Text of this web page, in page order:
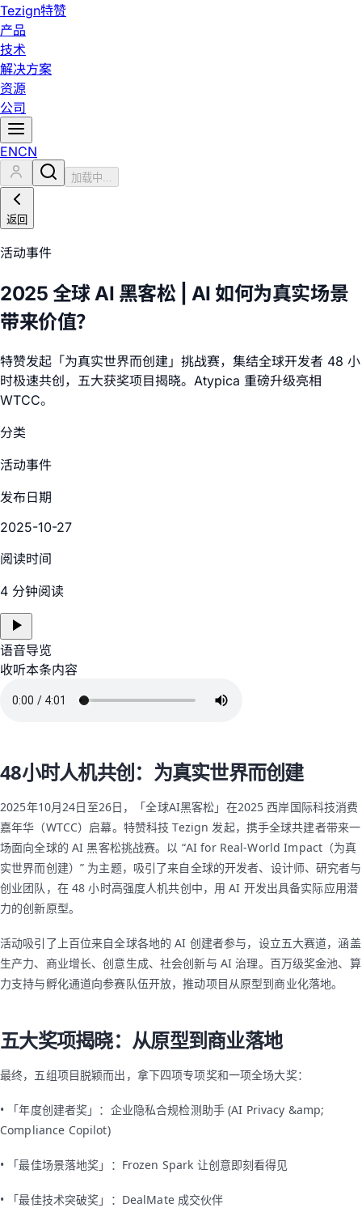
Tezign特赞
产品
技术
解决方案
资源
公司
ENCN
加载中...
返回
活动事件
2025 全球 AI 黑客松 | AI 如何为真实场景
带来价值？
特赞发起「为真实世界而创建」挑战赛，集结全球开发者 48 小
时极速共创，五大获奖项目揭晓。Atypica 重磅升级亮相
WTCC。
分类
活动事件
发布日期
2025-10-27
阅读时间
4 分钟阅读
语音导览
收听本条内容
48小时人机共创：为真实世界而创建
2025年10月24日至26日，「全球AI黑客松」在2025 西岸国际科技消费
嘉年华（WTCC）启幕。特赞科技 Tezign 发起，携手全球共建者带来一
场面向全球的 AI 黑客松挑战赛。以 “AI for Real-World Impact（为真
实世界而创建）” 为主题，吸引了来自全球的开发者、设计师、研究者与
创业团队，在 48 小时高强度人机共创中，用 AI 开发出具备实际应用潜
力的创新原型。
活动吸引了上百位来自全球各地的 AI 创建者参与，设立五大赛道，涵盖
生产力、商业增长、创意生成、社会创新与 AI 治理。百万级奖金池、算
力支持与孵化通道向参赛队伍开放，推动项目从原型到商业化落地。
五大奖项揭晓：从原型到商业落地
最终，五组项目脱颖而出，拿下四项专项奖和一项全场大奖：
• 「年度创建者奖」：企业隐私合规检测助手 (AI Privacy &amp;
Compliance Copilot)
• 「最佳场景落地奖」：Frozen Spark 让创意即刻看得见
• 「最佳技术突破奖」：DealMate 成交伙伴